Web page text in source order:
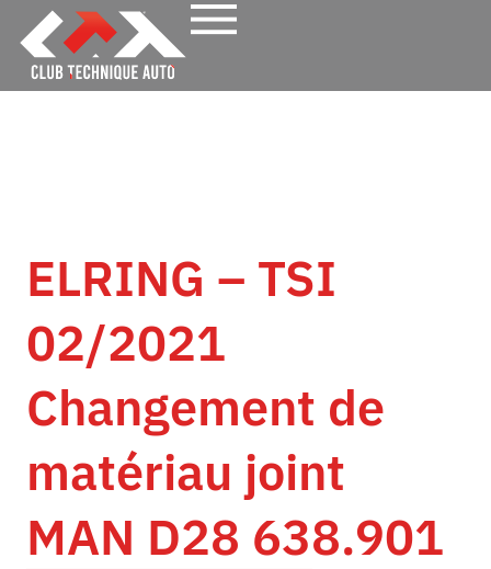
ELRING – TSI
02/2021
Changement de
matériau joint
MAN D28 638.901